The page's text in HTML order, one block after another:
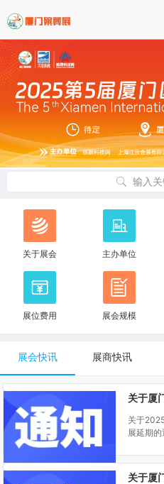
输入
关于展会 主办单位
展位费用 展会规模
展会快讯 展商快讯
关于厦
关于
展延期的
关于厦